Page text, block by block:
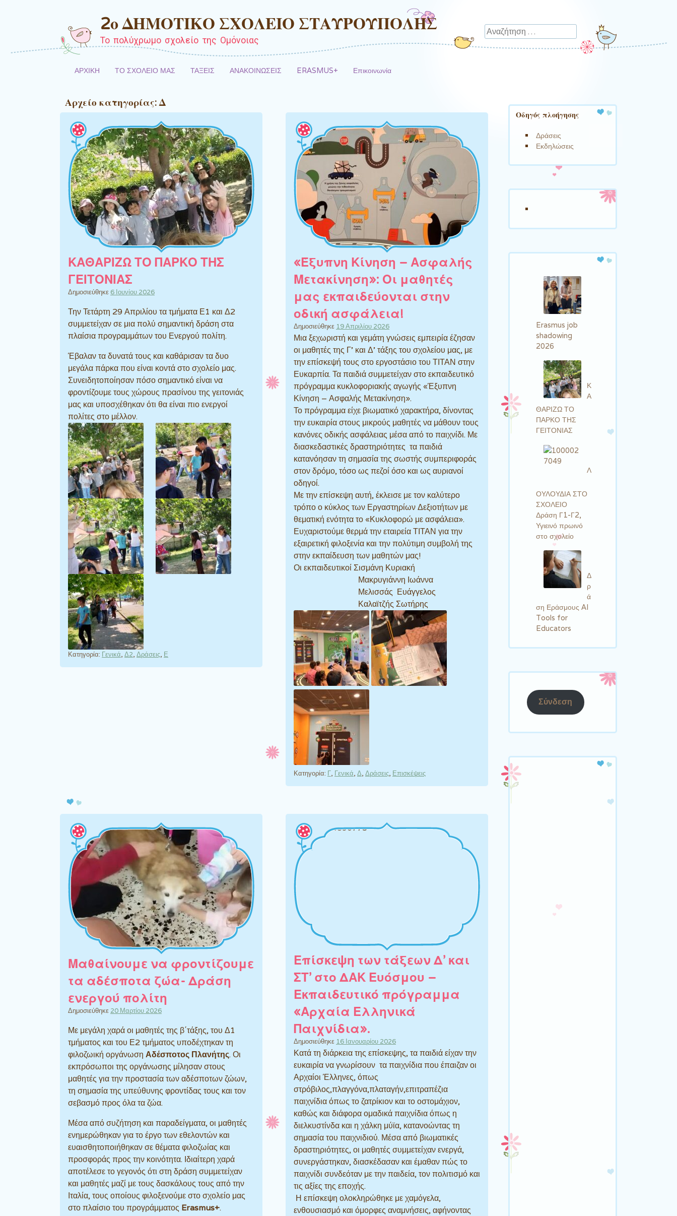
2ο ΔΗΜΟΤΙΚΟ ΣΧΟΛΕΙΟ ΣΤΑΥΡΟΥΠΟΛΗΣ
Το πολύχρωμο σχολείο της Ομόνοιας
Αναζήτηση
ΑΡΧΙΚΗ ΤΟ ΣΧΟΛΕΙΟ ΜΑΣ ΤΑΞΕΙΣ ΑΝΑΚΟΙΝΩΣΕΙΣ ERASMUS+ Επικοινωνία
Αρχείο κατηγορίας:Δ
ΚΑΘΑΡΙΖΩ ΤΟ ΠΑΡΚΟ ΤΗΣ
ΓΕΙΤΟΝΙΑΣ
Δημοσιεύθηκε 6 Ιουνίου 2026
Την Τετάρτη 29 Απριλίου τα τμήματα Ε1 και Δ2
συμμετείχαν σε μια πολύ σημαντική δράση στα
πλαίσια προγραμμάτων του Ενεργού πολίτη.
Έβαλαν τα δυνατά τους και καθάρισαν τα δυο
μεγάλα πάρκα που είναι κοντά στο σχολείο μας.
Συνειδητοποίησαν πόσο σημαντικό είναι να
φροντίζουμε τους χώρους πρασίνου της γειτονιάς
μας και υποσχέθηκαν ότι θα είναι πιο ενεργοί
πολίτες στο μέλλον.
Κατηγορία: Γενικά, Δ2, Δράσεις, Ε
«Έξυπνη Κίνηση – Ασφαλής
Μετακίνηση»: Οι μαθητές
μας εκπαιδεύονται στην
οδική ασφάλεια!
Δημοσιεύθηκε 19 Απριλίου 2026
Μια ξεχωριστή και γεμάτη γνώσεις εμπειρία έζησαν
οι μαθητές της Γ’ και Δ’ τάξης του σχολείου μας, με
την επίσκεψή τους στο εργοστάσιο του ΤΙΤΑΝ στην
Ευκαρπία. Τα παιδιά συμμετείχαν στο εκπαιδευτικό
πρόγραμμα κυκλοφοριακής αγωγής «Έξυπνη
Κίνηση – Ασφαλής Μετακίνηση».
Το πρόγραμμα είχε βιωματικό χαρακτήρα, δίνοντας
την ευκαιρία στους μικρούς μαθητές να μάθουν τους
κανόνες οδικής ασφάλειας μέσα από το παιχνίδι. Με
διασκεδαστικές δραστηριότητες τα παιδιά
κατανόησαν τη σημασία της σωστής συμπεριφοράς
στον δρόμο, τόσο ως πεζοί όσο και ως αυριανοί
οδηγοί.
Με την επίσκεψη αυτή, έκλεισε με τον καλύτερο
τρόπο ο κύκλος των Εργαστηρίων Δεξιοτήτων με
θεματική ενότητα το «Κυκλοφορώ με ασφάλεια».
Ευχαριστούμε θερμά την εταιρεία ΤΙΤΑΝ για την
εξαιρετική φιλοξενία και την πολύτιμη συμβολή της
στην εκπαίδευση των μαθητών μας!
Οι εκπαιδευτικοί Σισμάνη Κυριακή
Μακρυγιάννη Ιωάννα
Μελισσάς Ευάγγελος
Καλαϊτζής Σωτήρης
Κατηγορία: Γ, Γενικά, Δ, Δράσεις, Επισκέψεις
Μαθαίνουμε να φροντίζουμε
τα αδέσποτα ζώα- Δράση
ενεργού πολίτη
Δημοσιεύθηκε 20 Μαρτίου 2026
Με μεγάλη χαρά οι μαθητές της β΄τάξης, του Δ1
τμήματος και του Ε2 τμήματος υποδέχτηκαν τη
φιλοζωική οργάνωση Αδέσποτος Πλανήτης. Οι
εκπρόσωποι της οργάνωσης μίλησαν στους
μαθητές για την προστασία των αδέσποτων ζώων,
τη σημασία της υπεύθυνης φροντίδας τους και τον
σεβασμό προς όλα τα ζώα.
Μέσα από συζήτηση και παραδείγματα, οι μαθητές
ενημερώθηκαν για το έργο των εθελοντών και
ευαισθητοποιήθηκαν σε θέματα φιλοζωίας και
προσφοράς προς την κοινότητα. Ιδιαίτερη χαρά
αποτέλεσε το γεγονός ότι στη δράση συμμετείχαν
και μαθητές μαζί με τους δασκάλους τους από την
Ιταλία, τους οποίους φιλοξενούμε στο σχολείο μας
στο πλαίσιο του προγράμματος Erasmus+.
Επίσκεψη των τάξεων Δ’ και
ΣΤ’ στο ΔΑΚ Ευόσμου –
Εκπαιδευτικό πρόγραμμα
«Αρχαία Ελληνικά
Παιχνίδια».
Δημοσιεύθηκε 16 Ιανουαρίου 2026
Κατά τη διάρκεια της επίσκεψης, τα παιδιά είχαν την
ευκαιρία να γνωρίσουν τα παιχνίδια που έπαιζαν οι
Αρχαίοι Έλληνες, όπως
στρόβιλος,πλαγγόνα,πλαταγήν,επιτραπέζια
παιχνίδια όπως το ζατρίκιον και το οστομάχιον,
καθώς και διάφορα ομαδικά παιχνίδια όπως η
διελκυστίνδα και η χάλκη μύϊα, κατανοώντας τη
σημασία του παιχνιδιού. Μέσα από βιωματικές
δραστηριότητες, οι μαθητές συμμετείχαν ενεργά,
συνεργάστηκαν, διασκέδασαν και έμαθαν πώς το
παιχνίδι συνδεόταν με την παιδεία, τον πολιτισμό και
τις αξίες της εποχής.
Η επίσκεψη ολοκληρώθηκε με χαμόγελα,
ενθουσιασμό και όμορφες αναμνήσεις, αφήνοντας
Οδηγός πλοήγησης
Δράσεις
Εκδηλώσεις
Erasmus job
shadowing
2026
Κ
Α
ΘΑΡΙΖΩ ΤΟ
ΠΑΡΚΟ ΤΗΣ
ΓΕΙΤΟΝΙΑΣ
Λ
ΟΥΛΟΥΔΙΑ ΣΤΟ
ΣΧΟΛΕΙΟ
Δράση Γ1-Γ2,
Υγιεινό πρωινό
στο σχολείο
Δ
ρ
ά
ση Εράσμους AI
Tools for
Educators
Σύνδεση